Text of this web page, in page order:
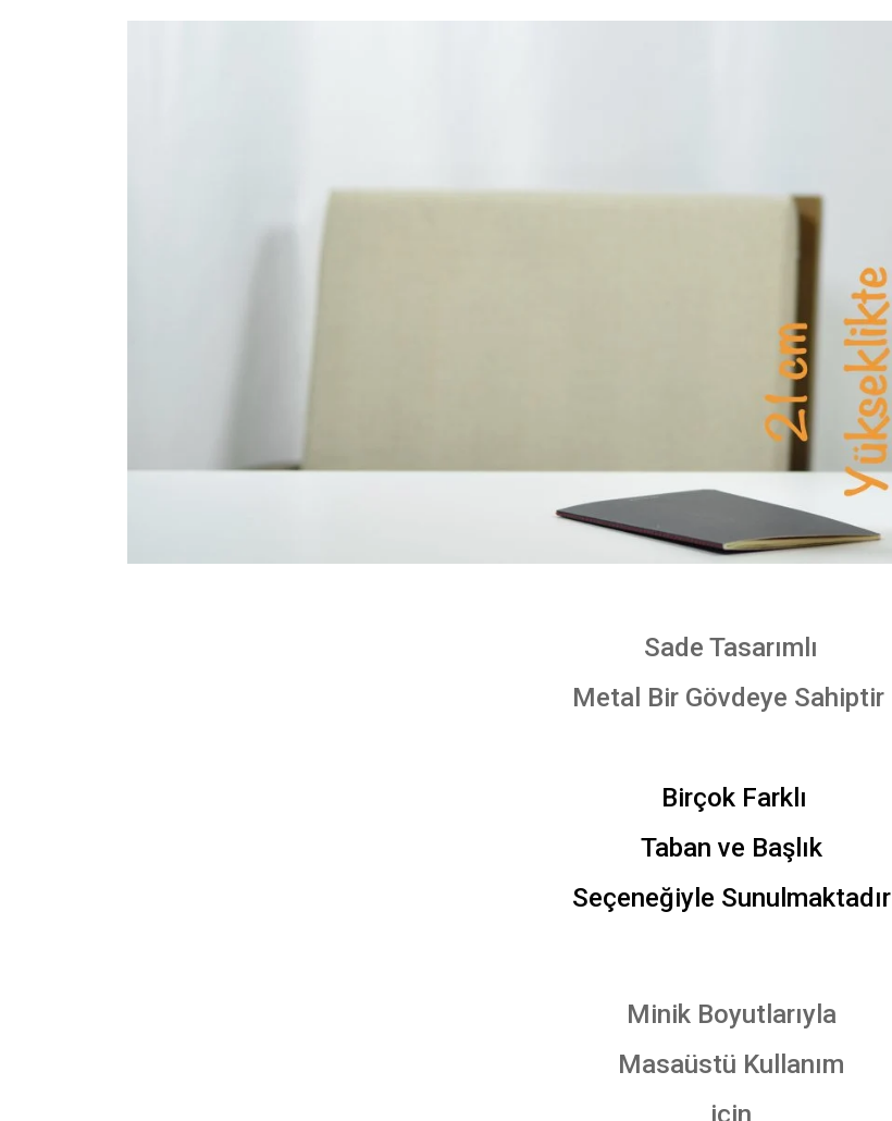
Sade Tasarımlı
Metal Bir Gövdeye Sahiptir
Birçok Farklı
Taban ve Başlık
Seçeneğiyle Sunulmaktadır
Minik Boyutlarıyla
Masaüstü Kullanım
için